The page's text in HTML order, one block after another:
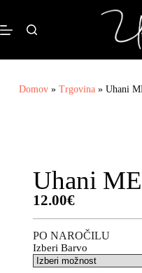
Domov» Trgovina» Uhani
Uhani
12.00€
PO NAROČILU
Izberi Barvo